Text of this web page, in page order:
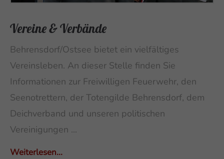
Vereine & Verbände
Behrensdorf/Ostsee bietet ein vielfältiges
Vereinsleben. An dieser Stelle finden Sie
Informationen zur Freiwilligen Feuerwehr, den
Seenotrettern, der Totengilde Behrensdorf, dem
Deichverband und unseren politischen
Vereinigungen ...
Weiterlesen...